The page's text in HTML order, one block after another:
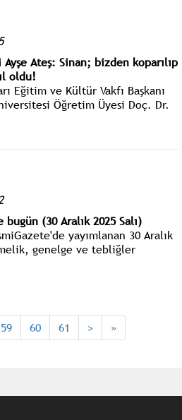
Ateş: Sinan; bizden koparılıp
oldu!
Eğitim ve Kültür Vakfı Başkanı
Öğretim Üyesi Doç. Dr.
bugün (30 Aralık 2025 Salı)
yayımlanan 30 Aralık
genelge ve tebliğler
59 60 61 > »